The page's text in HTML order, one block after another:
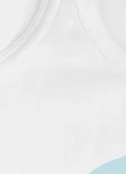
4,6 på Google
steg – med